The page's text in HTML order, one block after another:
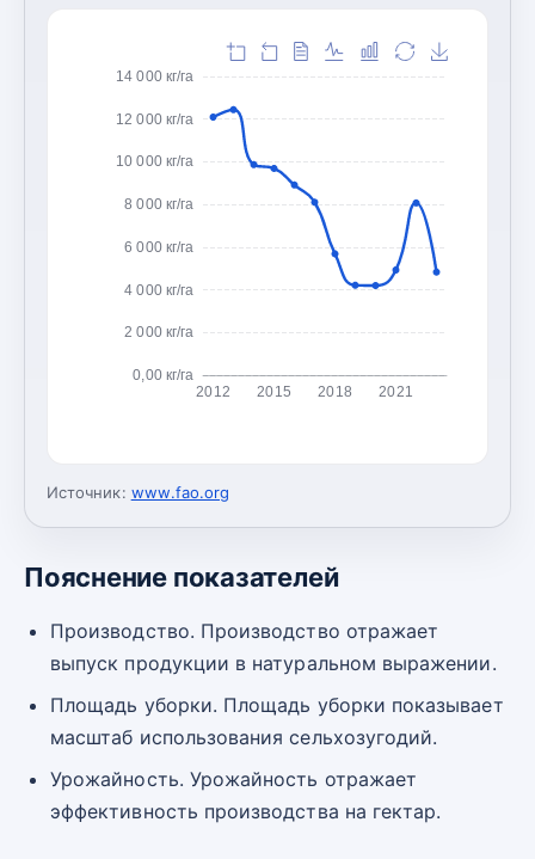
0,00 кг/га
2 000 кг/га
4 000 кг/га
6 000 кг/га
8 000 кг/га
10 000 кг/га
12 000 кг/га
14 000 кг/га
2012 2015 2018 2021
Источник: www.fao.org
Пояснение показателей
Производство. Производство отражает
выпуск продукции в натуральном выражении.
Площадь уборки. Площадь уборки показывает
масштаб использования сельхозугодий.
Урожайность. Урожайность отражает
эффективность производства на гектар.